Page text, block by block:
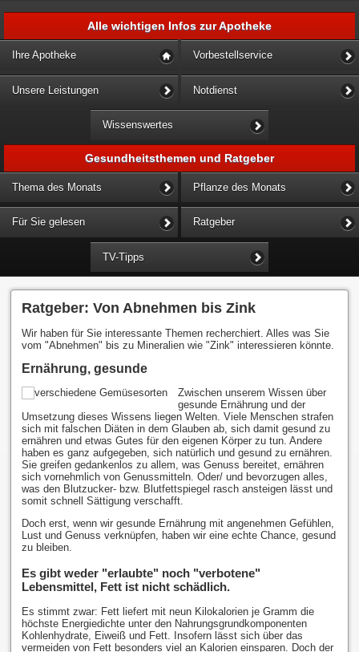
Alle wichtigen Infos zur Apotheke
Ihre Apotheke Vorbestellservice
Unsere Leistungen Notdienst
Wissenswertes
Gesundheitsthemen und Ratgeber
Thema des Monats Pflanze des Monats
Für Sie gelesen Ratgeber
TV-Tipps
Ratgeber: Von Abnehmen bis Zink
Wir haben für Sie interessante Themen recherchiert. Alles was Sie
vom "Abnehmen" bis zu Mineralien wie "Zink" interessieren könnte.
Ernährung, gesunde
Zwischen unserem Wissen über
gesunde Ernährung und der
Umsetzung dieses Wissens liegen Welten. Viele Menschen strafen
sich mit falschen Diäten in dem Glauben ab, sich damit gesund zu
ernähren und etwas Gutes für den eigenen Körper zu tun. Andere
haben es ganz aufgegeben, sich natürlich und gesund zu ernähren.
Sie greifen gedankenlos zu allem, was Genuss bereitet, ernähren
sich vornehmlich von Genussmitteln. Oder/ und bevorzugen alles,
was den Blutzucker- bzw. Blutfettspiegel rasch ansteigen lässt und
somit schnell Sättigung verschafft.
Doch erst, wenn wir gesunde Ernährung mit angenehmen Gefühlen,
Lust und Genuss verknüpfen, haben wir eine echte Chance, gesund
zu bleiben.
Es gibt weder "erlaubte" noch "verbotene"
Lebensmittel, Fett ist nicht schädlich.
Es stimmt zwar: Fett liefert mit neun Kilokalorien je Gramm die
höchste Energiedichte unter den Nahrungsgrundkomponenten
Kohlenhydrate, Eiweiß und Fett. Insofern lässt sich über das
vermeiden von Fett besonders viel an Kalorien einsparen. Doch der